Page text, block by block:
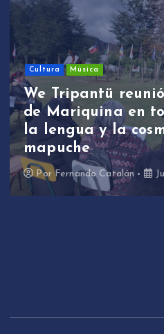
Cultura Música
We Tripantü
de Mariquina en
la lengua y la
mapuche
Por Fernando Catalán